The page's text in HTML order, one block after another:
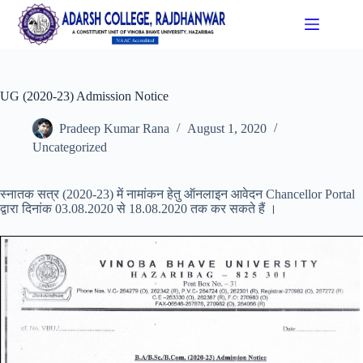
UG (2020-23) Admission Notice
Pradeep Kumar Rana
August 1, 2020
Uncategorized
स्नातक सत्र (2020-23) में नामांकन हेतु ऑनलाइन आवेदन Chancellor Portal
द्वारा दिनांक 03.08.2020 से 18.08.2020 तक कर सकते हैं ।